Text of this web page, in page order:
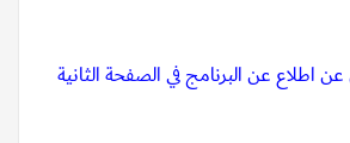
عن اطلاع عن البرنامج في الصفحة الثانية